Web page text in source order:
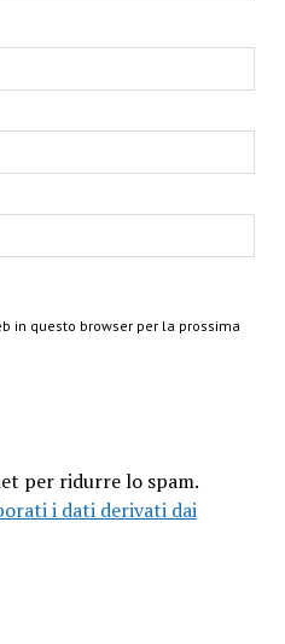
in questo browser per la prossima
per ridurre lo spam.
i dati derivati dai